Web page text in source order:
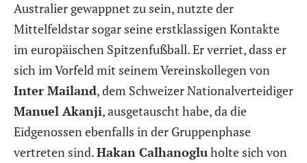
Australier gewappnet zu sein, nutzte der
Mittelfeldstar sogar seine erstklassigen Kontakte
im europäischen Spitzenfußball. Er verriet, dass er
sich im Vorfeld mit seinem Vereinskollegen von
Inter Mailand, dem Schweizer Nationalverteidiger
Manuel Akanji, ausgetauscht habe, da die
Eidgenossen ebenfalls in der Gruppenphase
vertreten sind.Hakan Calhanogluholte sich von